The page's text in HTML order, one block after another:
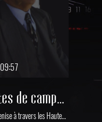
Par les routes de campagne
Départ en bus pour Venise à travers les Hautes-Alpes. Ambiance festive et conviviale.